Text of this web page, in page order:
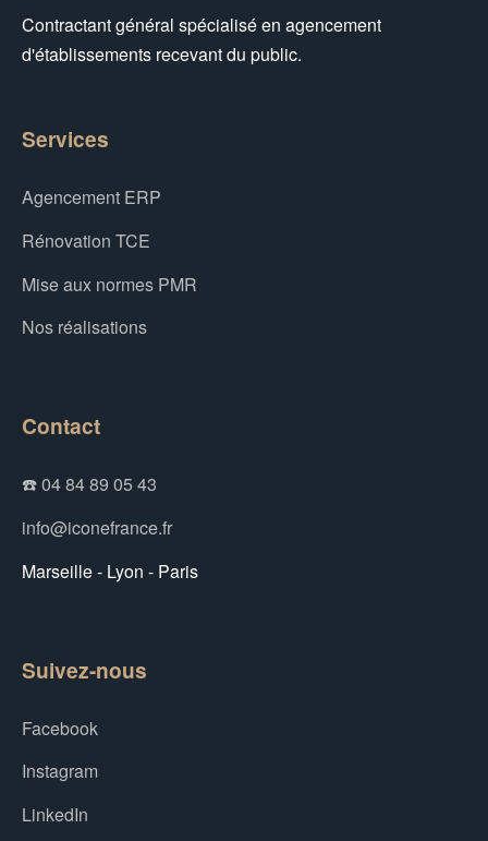
Contractant général spécialisé en agencement
d'établissements recevant du public.
Services
Agencement ERP
Rénovation TCE
Mise aux normes PMR
Nos réalisations
Contact
☎️ 04 84 89 05 43
info@iconefrance.fr
Marseille - Lyon - Paris
Suivez-nous
Facebook
Instagram
LinkedIn